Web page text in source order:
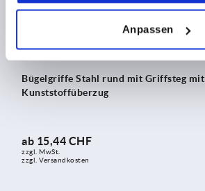
Anpassen
Bügelgriffe Stahl rund mit Griffsteg mit
Kunststoffüberzug
ab 15,44 CHF
zzgl. MwSt.
zzgl. Versandkosten